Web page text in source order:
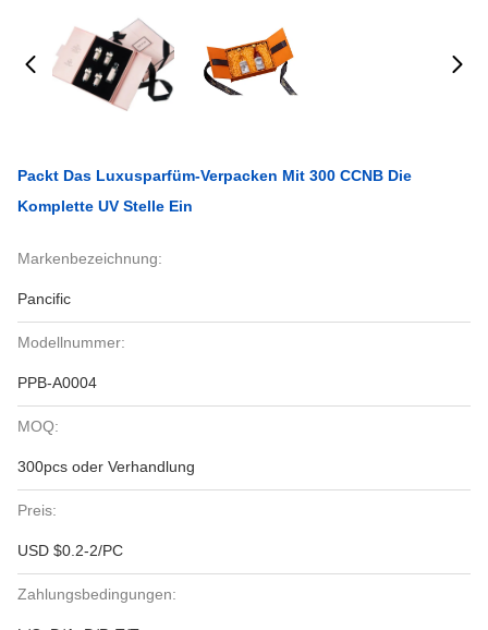
Packt Das Luxusparfüm-Verpacken Mit 300 CCNB Die
Komplette UV Stelle Ein
Markenbezeichnung:
Pancific
Modellnummer:
PPB-A0004
MOQ:
300pcs oder Verhandlung
Preis:
USD $0.2-2/PC
Zahlungsbedingungen: